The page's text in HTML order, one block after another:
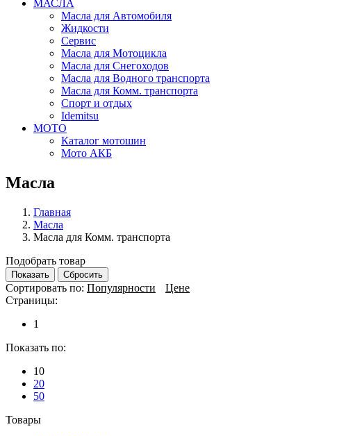
МАСЛА
Масла для Автомобиля
Жидкости
Сервис
Масла для Мотоцикла
Масла для Снегоходов
Масла для Водного транспорта
Масла для Комм. транспорта
Спорт и отдых
Idemitsu
МОТО
Каталог мотошин
Мото АКБ
Масла
Главная
Масла
Масла для Комм. транспорта
Подобрать товар
Показать Сбросить
Сортировать по: Популярности
Цене
Страницы:
1
Показать по:
10
20
50
Товары